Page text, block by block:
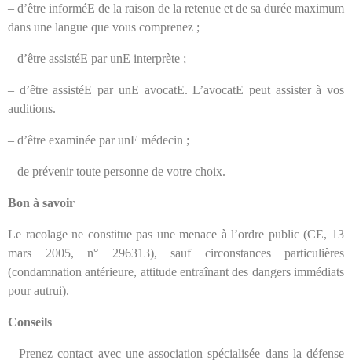
– d’être informéE de la raison de la retenue et de sa durée maximum
dans une langue que vous comprenez ;
– d’être assistéE par unE interprète ;
– d’être assistéE par unE avocatE. L’avocatE peut assister à vos
auditions.
– d’être examinée par unE médecin ;
– de prévenir toute personne de votre choix.
Bon à savoir
Le racolage ne constitue pas une menace à l’ordre public (CE, 13
mars 2005, n° 296313), sauf circonstances particulières
(condamnation antérieure, attitude entraînant des dangers immédiats
pour autrui).
Conseils
– Prenez contact avec une association spécialisée dans la défense